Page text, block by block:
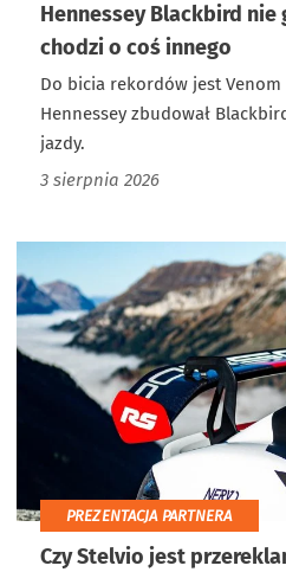
Hennessey Blackbird nie
chodzi o coś innego
Do bicia rekordów jest Venom
Hennessey zbudował
jazdy.
3 sierpnia 2026
PREZENTACJA PARTNERA
Czy Stelvio jest